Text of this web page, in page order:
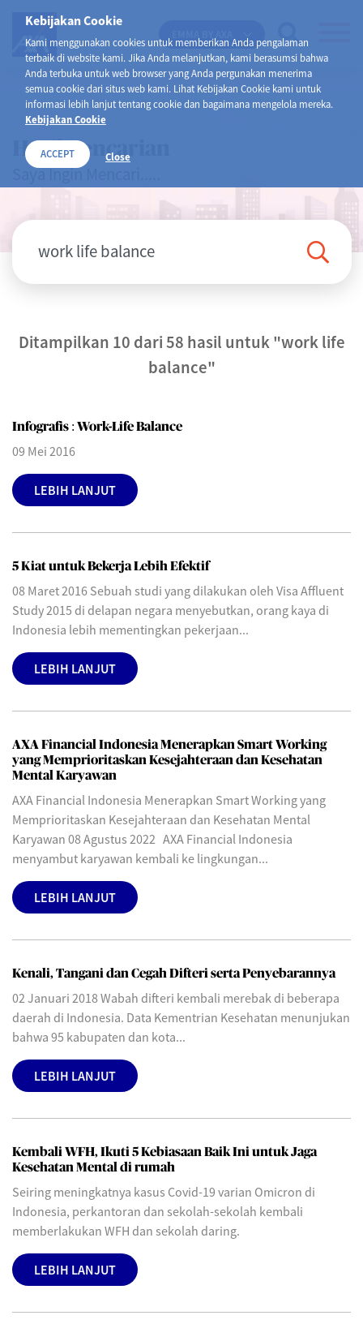
Kebijakan Cookie
Kami menggunakan cookies untuk memberikan Anda pengalaman
terbaik di website kami. Jika Anda melanjutkan, kami berasumsi bahwa
Anda terbuka untuk web browser yang Anda pergunakan menerima
semua cookie dari situs web kami. Lihat Kebijakan Cookie kami untuk
informasi lebih lanjut tentang cookie dan bagaimana mengelola mereka.
Kebijakan Cookie
ACCEPT Close
Hasil Pencarian
Saya Ingin Mencari.....
Ditampilkan 10 dari 58 hasil untuk"work life
balance"
Infografis : Work-Life Balance
09 Mei 2016
LEBIH LANJUT
5 Kiat untuk Bekerja Lebih Efektif
08 Maret 2016 Sebuah studi yang dilakukan oleh Visa Affluent
Study 2015 di delapan negara menyebutkan, orang kaya di
Indonesia lebih mementingkan pekerjaan...
LEBIH LANJUT
AXA Financial Indonesia Menerapkan Smart Working
yang Memprioritaskan Kesejahteraan dan Kesehatan
Mental Karyawan
AXA Financial Indonesia Menerapkan Smart Working yang
Memprioritaskan Kesejahteraan dan Kesehatan Mental
Karyawan 08 Agustus 2022 AXA Financial Indonesia
menyambut karyawan kembali ke lingkungan...
LEBIH LANJUT
Kenali, Tangani dan Cegah Difteri serta Penyebarannya
02 Januari 2018 Wabah difteri kembali merebak di beberapa
daerah di Indonesia. Data Kementrian Kesehatan menunjukan
bahwa 95 kabupaten dan kota...
LEBIH LANJUT
Kembali WFH, Ikuti 5 Kebiasaan Baik Ini untuk Jaga
Kesehatan Mental di rumah
Seiring meningkatnya kasus Covid-19 varian Omicron di
Indonesia, perkantoran dan sekolah-sekolah kembali
memberlakukan WFH dan sekolah daring.
LEBIH LANJUT